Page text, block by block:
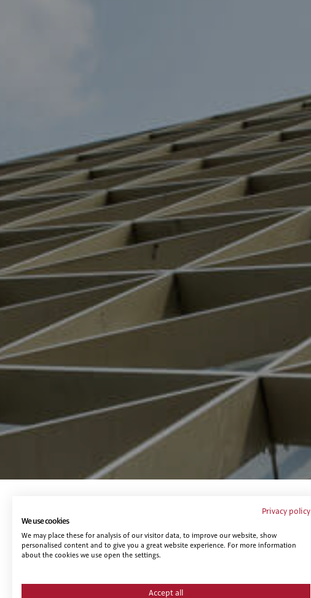
Privacy policy
We use cookies
We may place these for analysis of our visitor data, to improve our website, show
personalised content and to give you a great website experience. For more information
about the cookies we use open the settings.
Accept all